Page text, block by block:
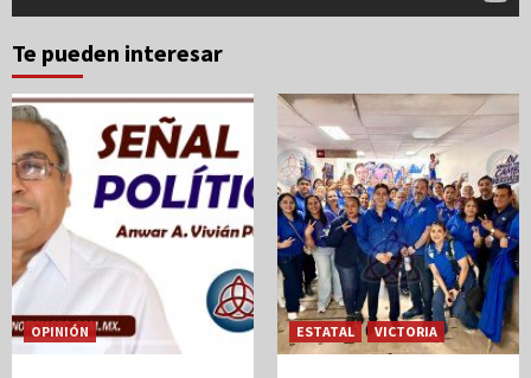
Te pueden interesar
OPINIÓN ESTATAL VICTORIA